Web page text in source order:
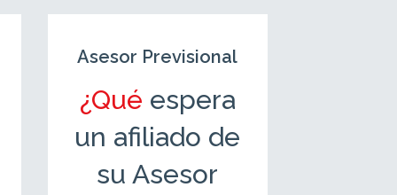
Asesor Previsional
¿Qué espera
un afiliado de
su Asesor